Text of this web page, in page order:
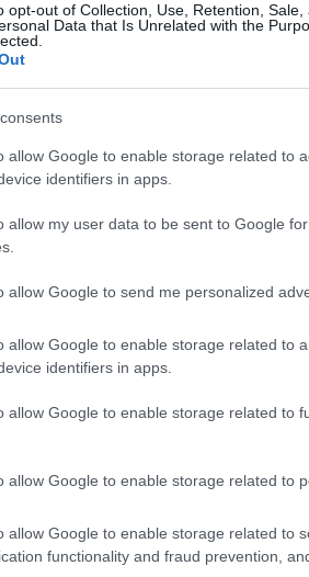
opt-out of Collection, Use, Retention, Sale,
Data that Is Unrelated with the
allow Google to enable storage related to
identifiers in apps.
allow my user data to be sent to Google
allow Google to send me personalized
allow Google to enable storage related to
identifiers in apps.
allow Google to enable storage related to
allow Google to enable storage related to
allow Google to enable storage related to
functionality and fraud prevention,
04.03.17. 23:29
Zumra bi malo
Buraz napisao
KIOSK